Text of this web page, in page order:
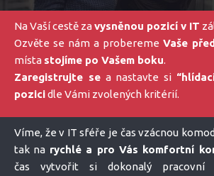
Na Vaší cestě zavysněnou pozicí v IT
Ozvěte se nám a probereme Vaše
místa stojíme po Vašem boku.
Zaregistrujte sea nastavte si
pozicidle Vámi zvolených kritérií.
Víme, že v IT sféře je čas vzácnou
tak na rychlé a pro Vás komfortní
čas vytvořit si dokonalý